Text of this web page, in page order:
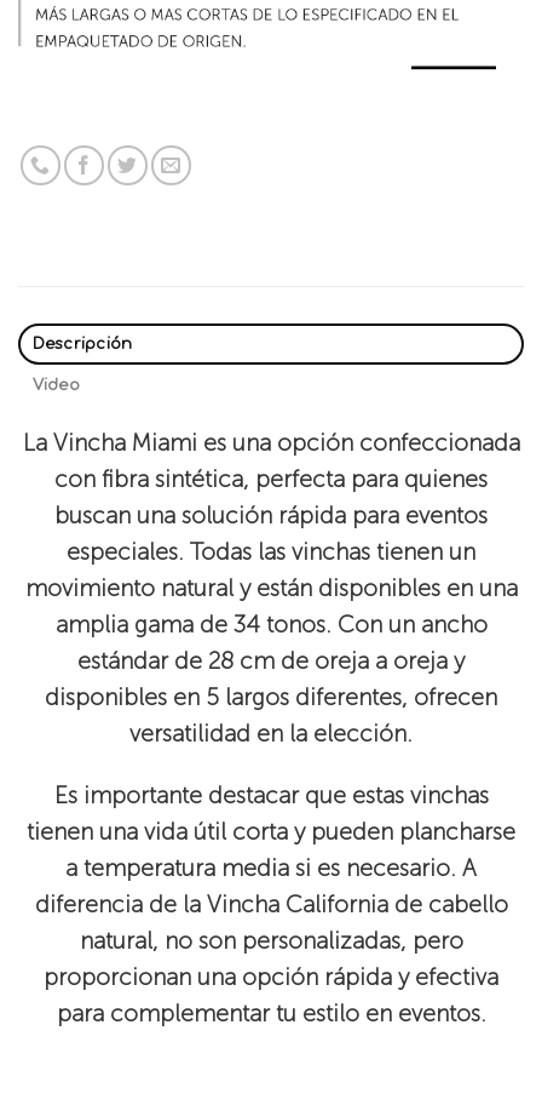
Descripción
Video
La Vincha Miami es una opción confeccionada
con fibra sintética, perfecta para quienes
buscan una solución rápida para eventos
especiales. Todas las vinchas tienen un
movimiento natural y están disponibles en una
amplia gama de 34 tonos. Con un ancho
estándar de 28 cm de oreja a oreja y
disponibles en 5 largos diferentes, ofrecen
versatilidad en la elección.
Es importante destacar que estas vinchas
tienen una vida útil corta y pueden plancharse
a temperatura media si es necesario. A
diferencia de la Vincha California de cabello
natural, no son personalizadas, pero
proporcionan una opción rápida y efectiva
para complementar tu estilo en eventos.